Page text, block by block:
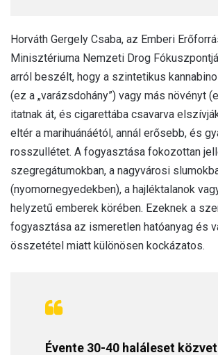
Horváth Gergely Csaba, az Emberi
Minisztériuma Nemzeti Drog
arról beszélt, hogy a szintetikus
(ez a „varázsdohány”) vagy más növényt
itatnak át, és cigarettába csavarva
eltér a marihuánáétól, annál erősebb, és
rosszullétet. A fogyasztása fokozottan
szegregátumokban, a nagyvárosi
(nyomornegyedekben), a hajléktalanok
helyzetű emberek körében. Ezeknek a
fogyasztása az ismeretlen hatóanyag és
összetétel miatt különösen kockázatos.
Évente 30-40 haláleset